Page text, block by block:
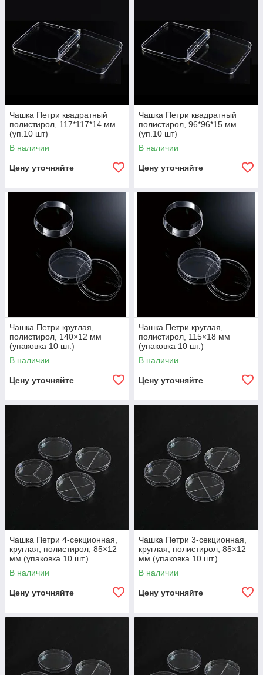
Чашка Петри квадратный
полистирол, 117*117*14 мм
(уп.10 шт)
В наличии
Цену уточняйте
Чашка Петри квадратный
полистирол, 96*96*15 мм
(уп.10 шт)
В наличии
Цену уточняйте
Чашка Петри круглая,
полистирол, 140×12 мм
(упаковка 10 шт.)
В наличии
Цену уточняйте
Чашка Петри круглая,
полистирол, 115×18 мм
(упаковка 10 шт.)
В наличии
Цену уточняйте
Чашка Петри 4-секционная,
круглая, полистирол, 85×12
мм (упаковка 10 шт.)
В наличии
Цену уточняйте
Чашка Петри 3-секционная,
круглая, полистирол, 85×12
мм (упаковка 10 шт.)
В наличии
Цену уточняйте